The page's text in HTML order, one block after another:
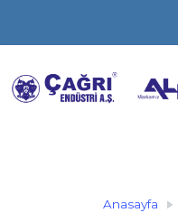
Anasayfa